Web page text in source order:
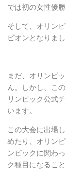
では初の女性優勝
そして、オリン
ピオンとなりまし
まだ、オリンピ
ん。しかし、こ
リンピック公式
います。
この大会に出場
めたり、オリン
ンピックに関わ
ク種目になるこ